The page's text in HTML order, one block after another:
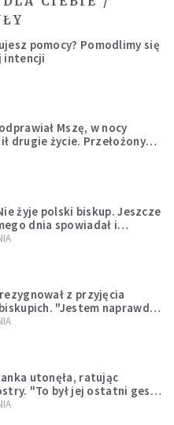
pomocy? Pomodlimy się
intencji
Mszę, w nocy
drugie życie. Przełożony
opuścić zakon
żyje polski biskup. Jeszcze
dnia spowiadał i
Mszę świętą
z przyjęcia
"Jestem naprawdę
utonęła, ratując
"To był jej ostatni gest